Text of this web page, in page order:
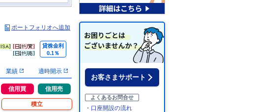
ポートフォリオへ追加
貸株金利
0.1％
業績 適時開示
信用買 信用売
積立
お客さまサポート
よくあるお問合せ
・口座開設の流れ